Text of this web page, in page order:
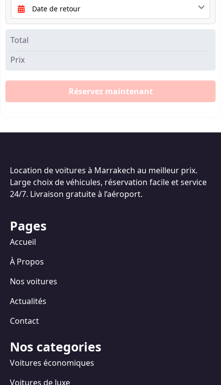
Total
Prix
Réservez maintenant
Location de voitures à Marrakech au meilleur prix.
Large choix de véhicules, réservation facile et service
24/7. Livraison gratuite à l’aéroport.
Pages
Accueil
À Propos
Nos voitures
Actualités
Contact
Nos categories
Voitures économiques
Voitures de luxe